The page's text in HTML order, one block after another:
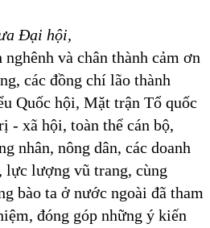
Đại hội,
và chân thành cảm ơn
các đồng chí lão thành
Quốc hội, Mặt trận Tổ quốc
- xã hội, toàn thể cán bộ,
nhân, nông dân, các doanh
lực lượng vũ trang, cùng
bào ta ở nước ngoài đã tham
đóng góp những ý kiến